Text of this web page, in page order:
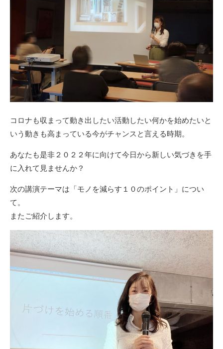
コロナも収まって動き出したい活動したい何かを始めたいと
いう動きも高まっている今がチャンスと言える時期。
あなたも是非２０２２年に向けて今日から新しい気づきを手
に入れて見ませんか？
次の講演テーマは「モノを減らす１０のポイント」につい
て。
またご紹介します。